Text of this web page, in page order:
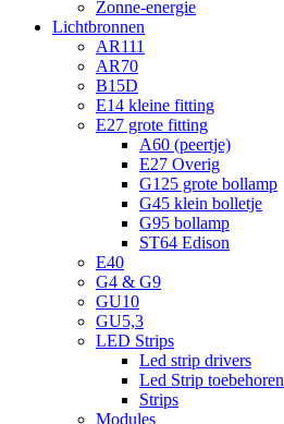
Zonne-energie
Lichtbronnen
AR111
AR70
B15D
E14 kleine fitting
E27 grote fitting
A60 (peertje)
E27 Overig
G125 grote bollamp
G45 klein bolletje
G95 bollamp
ST64 Edison
E40
G4 & G9
GU10
GU5,3
LED Strips
Led strip drivers
Led Strip toebehoren
Strips
Modules